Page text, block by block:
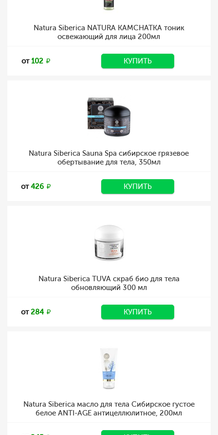
Natura Siberica NATURA KAMCHATKA тоник
освежающий для лица 200мл
от102 КУПИТЬ
Natura Siberica Sauna Spa сибирское грязевое
обертывание для тела, 350мл
от426 КУПИТЬ
Natura Siberica TUVA скраб био для тела
обновляющий 300 мл
от284 КУПИТЬ
Natura Siberica масло для тела Сибирское густое
белое ANTI-AGE антицеллюлитное, 200мл